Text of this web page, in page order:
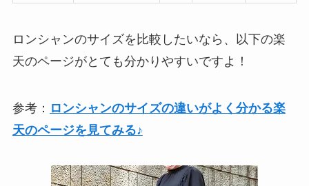
ロンシャンのサイズを比較したいなら、以下の楽
天のページがとても分かりやすいですよ！
参考： ロンシャンのサイズの違いがよく分かる楽
天のページを見てみる♪